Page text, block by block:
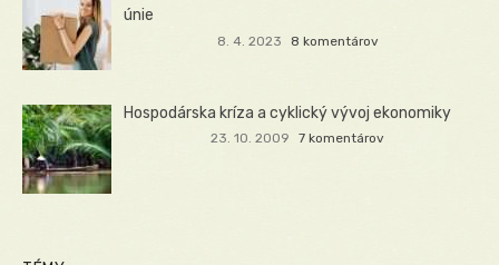
únie
8. 4. 2023 8 komentárov
Hospodárska kríza a cyklický vývoj ekonomiky
23. 10. 2009 7 komentárov